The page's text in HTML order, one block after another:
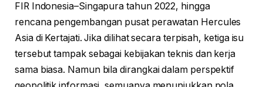
FIR Indonesia–Singapura tahun 2022, hingga
rencana pengembangan pusat perawatan Hercules
Asia di Kertajati. Jika dilihat secara terpisah, ketiga isu
tersebut tampak sebagai kebijakan teknis dan kerja
sama biasa. Namun bila dirangkai dalam perspektif